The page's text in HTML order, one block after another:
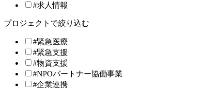
#求人情報
プロジェクトで絞り込む
#緊急医療
#緊急支援
#物資支援
#NPOパートナー協働事業
#企業連携